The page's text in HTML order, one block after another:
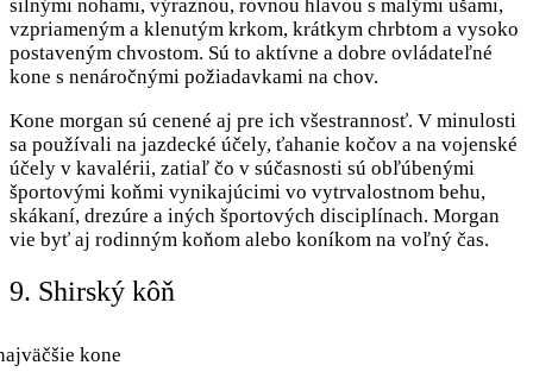
silnými nohami, výraznou, rovnou hlavou s malými ušami,
vzpriameným a klenutým krkom, krátkym chrbtom a vysoko
postaveným chvostom. Sú to aktívne a dobre ovládateľné
kone s nenáročnými požiadavkami na chov.
Kone morgan sú cenené aj pre ich všestrannosť. V minulosti
sa používali na jazdecké účely, ťahanie kočov a na vojenské
účely v kavalérii, zatiaľ čo v súčasnosti sú obľúbenými
športovými koňmi vynikajúcimi vo vytrvalostnom behu,
skákaní, drezúre a iných športových disciplínach. Morgan
vie byť aj rodinným koňom alebo koníkom na voľný čas.
9. Shirský kôň